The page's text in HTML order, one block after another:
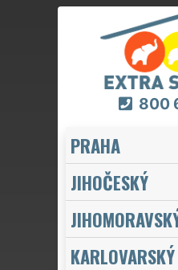
800
PRAHA
JIHOČESKÝ
KARLOVARSKÝ